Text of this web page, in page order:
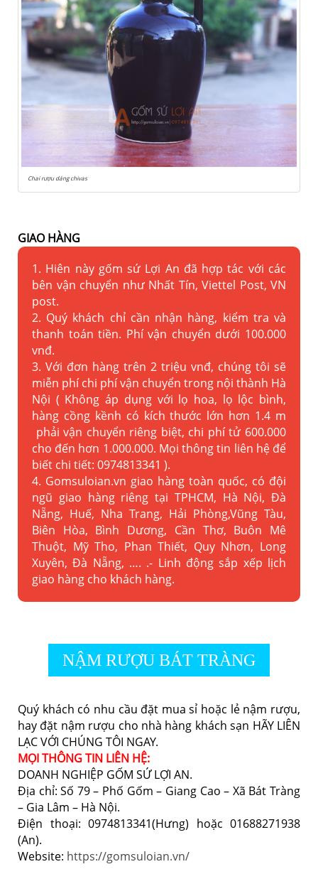
Chai rượu dáng chivas
GIAO HÀNG
1. Hiên này gốm sứ Lợi An đã hợp tác với các
bên vận chuyển như Nhất Tín, Viettel Post, VN
post.
2. Quý khách chỉ cần nhận hàng, kiểm tra và
thanh toán tiền. Phí vận chuyển dưới 100.000
vnđ.
3. Với đơn hàng trên 2 triệu vnđ, chúng tôi sẽ
miễn phí chi phí vận chuyển trong nội thành Hà
Nội ( Không áp dụng với lọ hoa, lọ lộc bình,
hàng cồng kềnh có kích thước lớn hơn 1.4 m
phải vận chuyển riêng biệt, chi phí tử 600.000
cho đến hơn 1.000.000. Mọi thông tin liên hệ để
biết chi tiết: 0974813341 ).
4. Gomsuloian.vn giao hàng toàn quốc, có đội
ngũ giao hàng riêng tại TPHCM, Hà Nội, Đà
Nẵng, Huế, Nha Trang, Hải Phòng,Vũng Tàu,
Biên Hòa, Bình Dương, Cần Thơ, Buôn Mê
Thuột, Mỹ Tho, Phan Thiết, Quy Nhơn, Long
Xuyên, Đà Nẵng, …. .- Linh động sắp xếp lịch
giao hàng cho khách hàng.
NẬM RƯỢU BÁT TRÀNG
Quý khách có nhu cầu đặt mua sỉ hoặc lẻ nậm rượu,
hay đặt nậm rượu cho nhà hàng khách sạn HÃY LIÊN
LẠC VỚI CHÚNG TÔI NGAY.
MỌI THÔNG TIN LIÊN HỆ:
DOANH NGHIỆP GỐM SỨ LỢI AN.
Địa chỉ: Số 79 – Phố Gốm – Giang Cao – Xã Bát Tràng
– Gia Lâm – Hà Nội.
Điện thoại: 0974813341(Hưng) hoặc 01688271938
(An).
Website: https://gomsuloian.vn/